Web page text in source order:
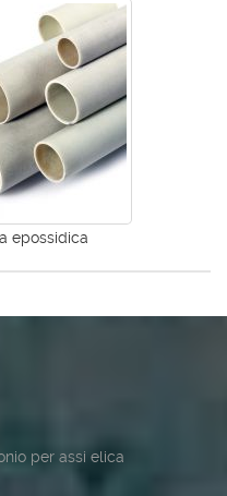
epossidica
per assi elica